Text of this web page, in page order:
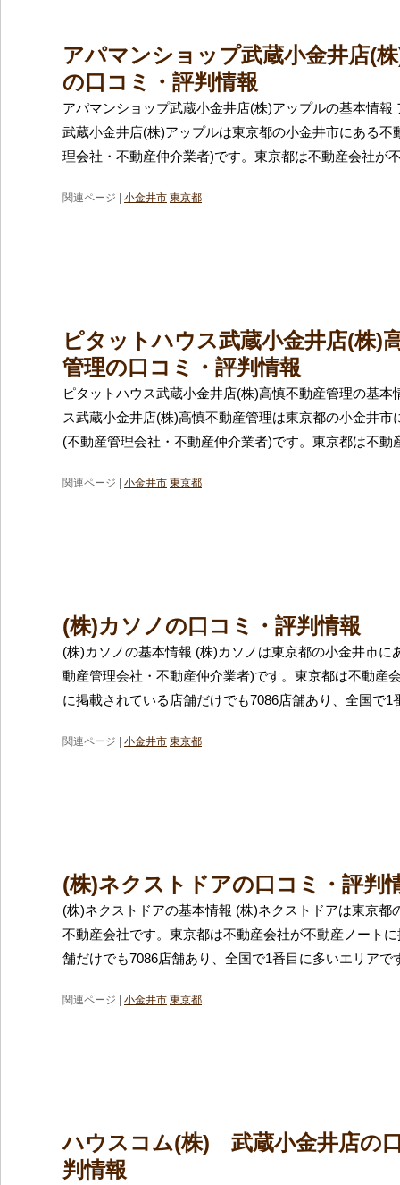
アパマンショップ武蔵小金井店(
の口コミ・評判情報
アパマンショップ武蔵小金井店(株)アップルの基本情報
武蔵小金井店(株)アップルは東京都の小金井市にある不
理会社・不動産仲介業者)です。東京都は不動産会社が
関連ページ | 小金井市 東京都
ピタットハウス武蔵小金井店(株)
管理の口コミ・評判情報
ピタットハウス武蔵小金井店(株)高慎不動産管理の基本
ス武蔵小金井店(株)高慎不動産管理は東京都の小金井市
(不動産管理会社・不動産仲介業者)です。東京都は不動
関連ページ | 小金井市 東京都
(株)カソノの口コミ・評判情報
(株)カソノの基本情報 (株)カソノは東京都の小金井市に
動産管理会社・不動産仲介業者)です。東京都は不動産
に掲載されている店舗だけでも7086店舗あり、全国で1
関連ページ | 小金井市 東京都
(株)ネクストドアの口コミ・評判
(株)ネクストドアの基本情報 (株)ネクストドアは東京都
不動産会社です。東京都は不動産会社が不動産ノート
舗だけでも7086店舗あり、全国で1番目に多いエリアで
関連ページ | 小金井市 東京都
ハウスコム(株) 武蔵小金井店の
判情報